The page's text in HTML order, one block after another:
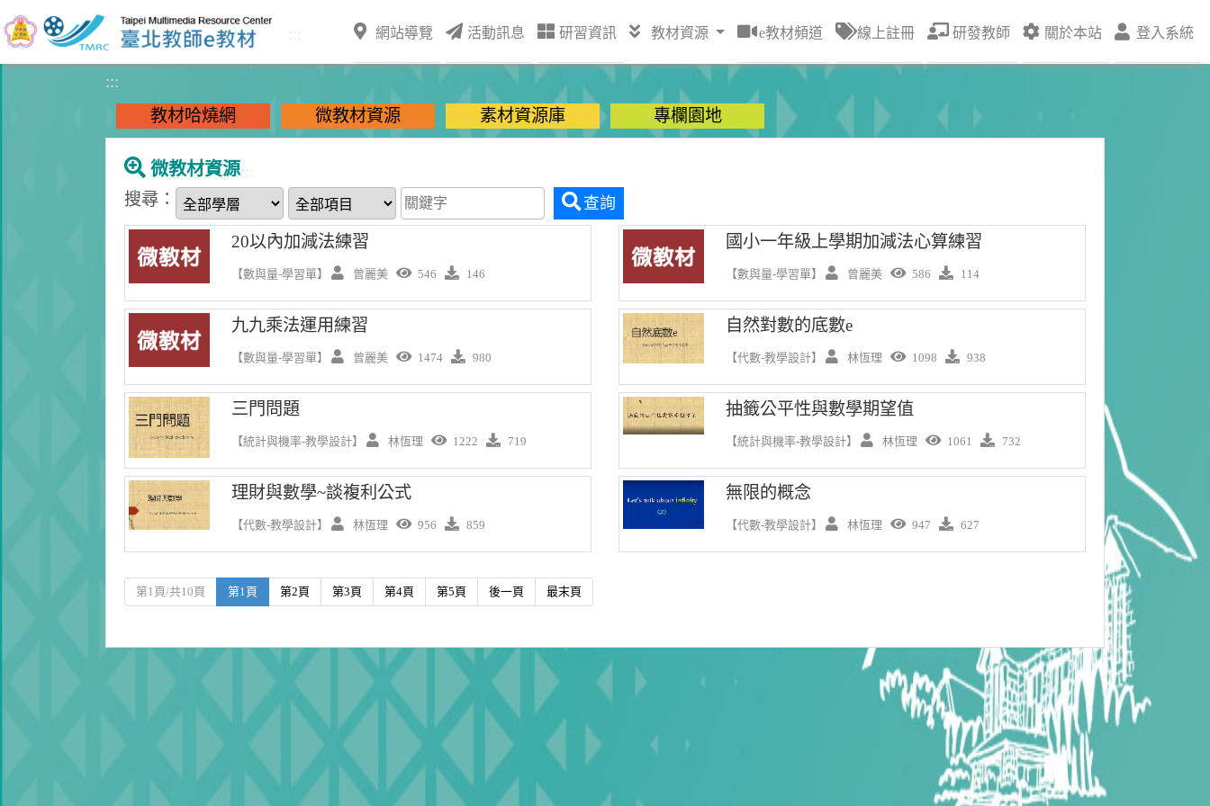
跳到主要內容
:::
網站導覽 活動訊息 研習資訊 教材資源 e教材頻道 線上註冊 研發教師 關於本站 登入系統
:::
教材哈燒網
微教材資源 素材資源庫 專欄園地
微教材資源:::
搜尋：
查詢
20以內加減法練習
【數與量-學習單】 曾麗美 546 146
國小一年級上學期加減法心算練習
【數與量-學習單】 曾麗美 586 114
九九乘法運用練習
【數與量-學習單】 曾麗美 1474 980
自然對數的底數e
【代數-教學設計】 林恆理 1098 938
三門問題
【統計與機率-教學設計】 林恆理 1222 719
抽籤公平性與數學期望值
【統計與機率-教學設計】 林恆理 1061 732
理財與數學~談複利公式
【代數-教學設計】 林恆理 956 859
無限的概念
【代數-教學設計】 林恆理 947 627
第1頁/共10頁 第1頁 第2頁 第3頁 第4頁 第5頁 後一頁 最末頁